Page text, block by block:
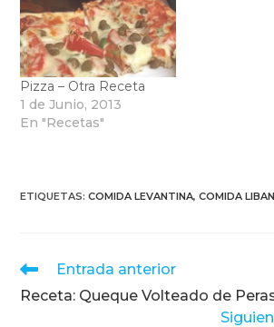
Pizza – Otra Receta
1 de Junio, 2013
En "Recetas"
ETIQUETAS:COMIDA LEVANTINA, COMIDA
Leer
artículos
Entrada anterior
Receta: Queque Volteado de